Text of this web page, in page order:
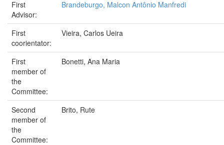
First
Advisor:
Brandeburgo, Malcon Antônio Manfredi
First
coorientator:
Vieira, Carlos Ueira
First
member of
the
Committee:
Bonetti, Ana Maria
Second
member of
the
Committee:
Brito, Rute